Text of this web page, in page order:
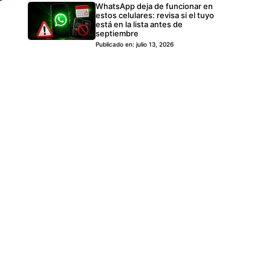
WhatsApp deja de funcionar en
estos celulares: revisa si el tuyo
está en la lista antes de
septiembre
Publicado en: julio 13, 2026